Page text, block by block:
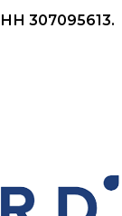
307095613.